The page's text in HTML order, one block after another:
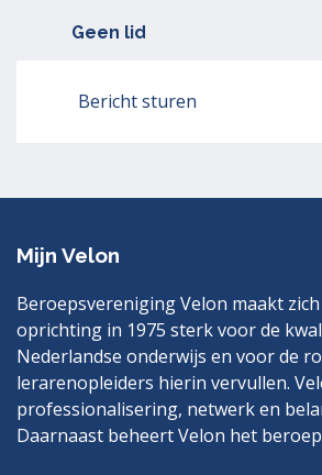
Geen lid
Bericht sturen
Mijn Velon
Beroepsvereniging Velon maakt
oprichting in 1975 sterk voor de
Nederlandse onderwijs en voor de
lerarenopleiders hierin vervullen.
professionalisering, netwerk en
Daarnaast beheert Velon het